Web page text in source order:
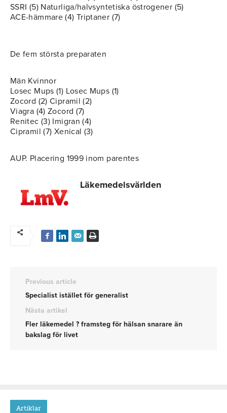
SSRI (5) Naturliga/halvsyntetiska östrogener (5)
ACE-hämmare (4) Triptaner (7)
De fem största preparaten
Män Kvinnor
Losec Mups (1) Losec Mups (1)
Zocord (2) Cipramil (2)
Viagra (4) Zocord (7)
Renitec (3) Imigran (4)
Cipramil (7) Xenical (3)
AUP. Placering 1999 inom parentes
Läkemedelsvärlden
Previous article
Specialist istället för generalist
Nästa artikel
Fler läkemedel ? framsteg för hälsan snarare än
bakslag för livet
Artiklar